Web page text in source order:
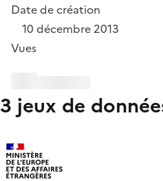
Date de création
10 décembre 2013
Vues
3 jeux de